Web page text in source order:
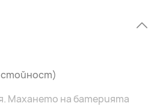
стойност)
Махането на батерията